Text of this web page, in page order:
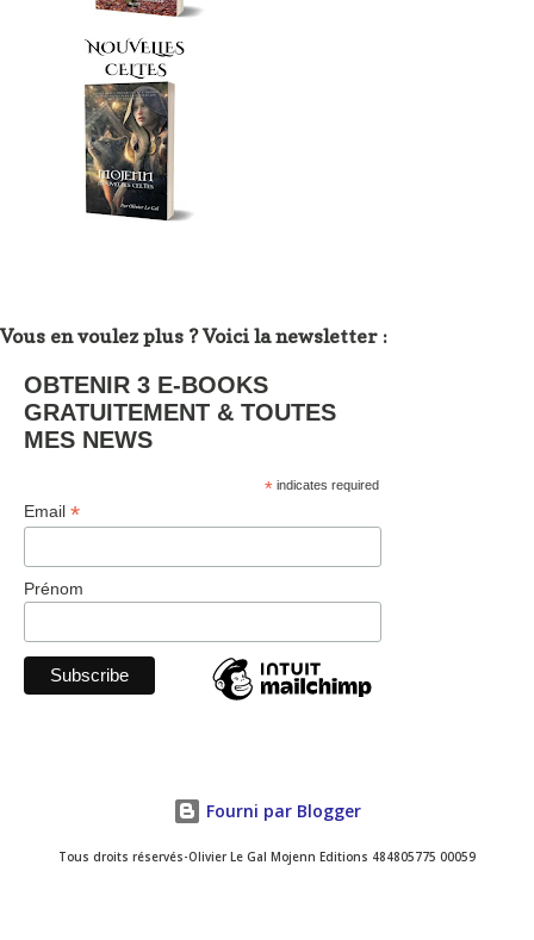
Vous en voulez plus ? Voici la newsletter :
OBTENIR 3 E-BOOKS
GRATUITEMENT & TOUTES
MES NEWS
*indicates required
Email *
Prénom
Fourni par Blogger
Tous droits réservés-Olivier Le Gal Mojenn Editions 484805775 00059